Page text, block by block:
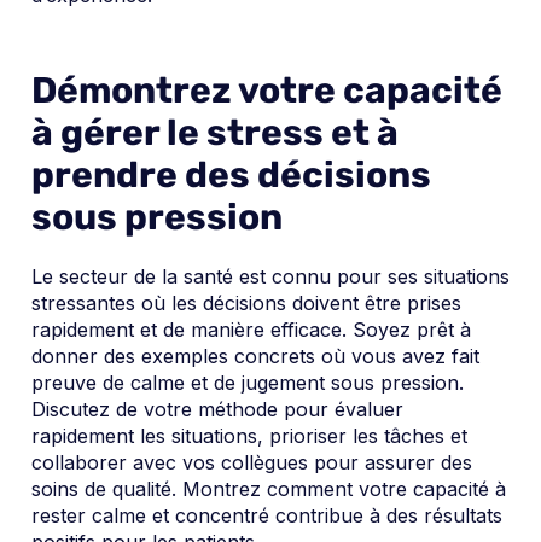
Démontrez votre capacité
à gérer le stress et à
prendre des décisions
sous pression
Le secteur de la santé est connu pour ses situations
stressantes où les décisions doivent être prises
rapidement et de manière efficace. Soyez prêt à
donner des exemples concrets où vous avez fait
preuve de calme et de jugement sous pression.
Discutez de votre méthode pour évaluer
rapidement les situations, prioriser les tâches et
collaborer avec vos collègues pour assurer des
soins de qualité. Montrez comment votre capacité à
rester calme et concentré contribue à des résultats